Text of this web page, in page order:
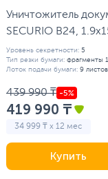
Уничтожитель
SECURIO B24,
Уровень секретности: 5
Тип резки бумаги: фрагменты
Лоток подачи бумаги: 9 листов
439 990 ₸
419 990 ₸
34 999 ₸ x 12 мес
Купить